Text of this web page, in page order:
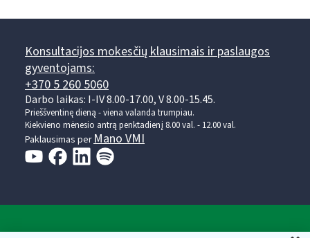
Konsultacijos mokesčių klausimais ir paslaugos
gyventojams:
+370 5 260 5060
Darbo laikas: I-IV 8.00-17.00, V 8.00-15.45.
Prieššventinę dieną - viena valanda trumpiau.
Kiekvieno mėnesio antrą penktadienį 8.00 val. - 12.00 val.
Paklausimas per Mano VMI